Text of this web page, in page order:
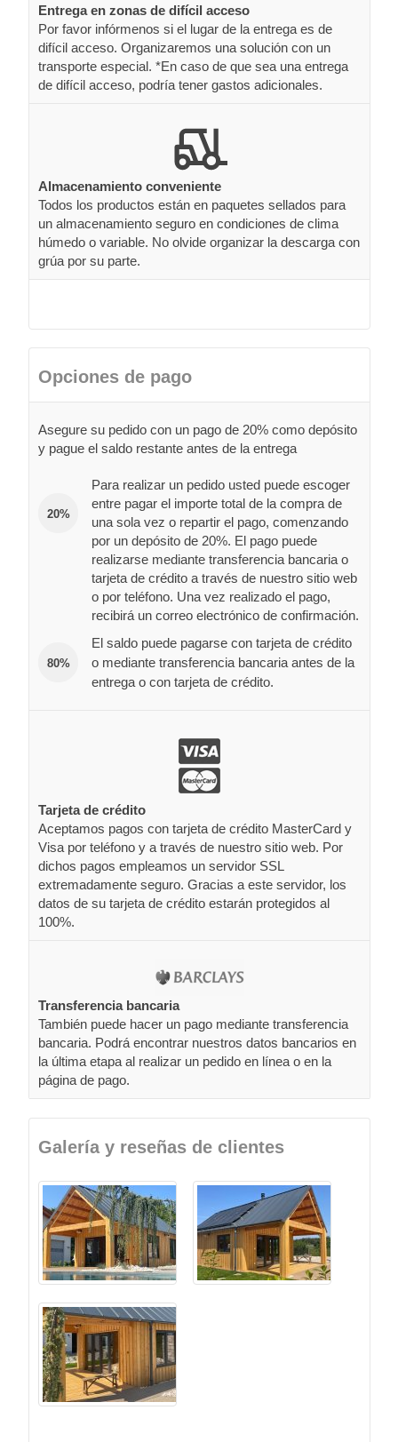
Entrega en zonas de difícil acceso
Por favor infórmenos si el lugar de la entrega es de
difícil acceso. Organizaremos una solución con un
transporte especial. *En caso de que sea una entrega
de difícil acceso, podría tener gastos adicionales.
Almacenamiento conveniente
Todos los productos están en paquetes sellados para
un almacenamiento seguro en condiciones de clima
húmedo o variable. No olvide organizar la descarga con
grúa por su parte.
Opciones de pago
Asegure su pedido con un pago de 20% como depósito
y pague el saldo restante antes de la entrega
20%
Para realizar un pedido usted puede escoger
entre pagar el importe total de la compra de
una sola vez o repartir el pago, comenzando
por un depósito de 20%. El pago puede
realizarse mediante transferencia bancaria o
tarjeta de crédito a través de nuestro sitio web
o por teléfono. Una vez realizado el pago,
recibirá un correo electrónico de confirmación.
80%
El saldo puede pagarse con tarjeta de crédito
o mediante transferencia bancaria antes de la
entrega o con tarjeta de crédito.
Tarjeta de crédito
Aceptamos pagos con tarjeta de crédito MasterCard y
Visa por teléfono y a través de nuestro sitio web. Por
dichos pagos empleamos un servidor SSL
extremadamente seguro. Gracias a este servidor, los
datos de su tarjeta de crédito estarán protegidos al
100%.
Transferencia bancaria
También puede hacer un pago mediante transferencia
bancaria. Podrá encontrar nuestros datos bancarios en
la última etapa al realizar un pedido en línea o en la
página de pago.
Galería y reseñas de clientes